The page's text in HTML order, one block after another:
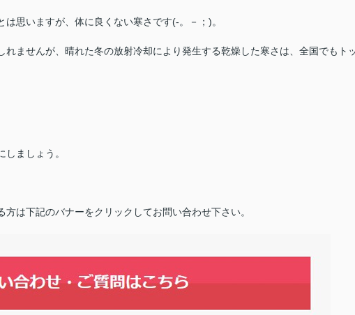
思いますが、体に良くない寒さです(-。－；)。
ませんが、晴れた冬の放射冷却により発生する乾燥した寒さは、全国でもト
ましょう。
は下記のバナーをクリックしてお問い合わせ下さい。